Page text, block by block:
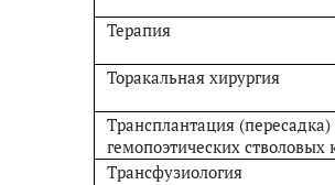
Терапия
Торакальная хирургия
Трансплантация (пересадка)
гемопоэтических стволовых
Трансфузиология